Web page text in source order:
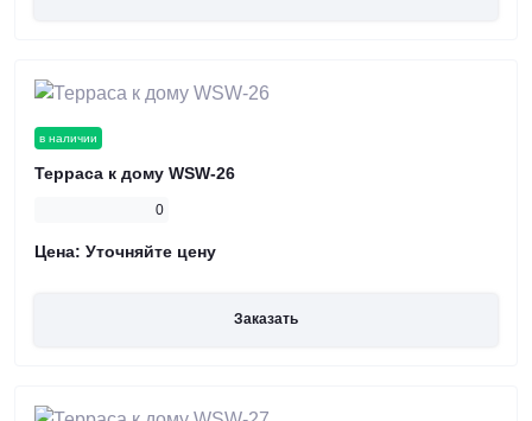
в наличии
Терраса к дому WSW-26
0
Цена: Уточняйте цену
Заказать